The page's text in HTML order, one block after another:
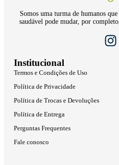
Somos uma turma de humanos
saudável pode mudar, por
Institucional
Termos e Condições de Uso
Política de Privacidade
Política de Trocas e Devoluções
Política de Entrega
Perguntas Frequentes
Fale conosco